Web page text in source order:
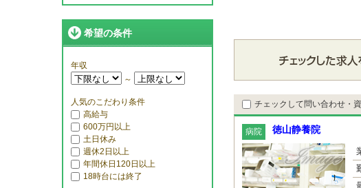
希望の条件
年収
～
人気のこだわり条件
高給与
600万円以上
土日休み
週休2日以上
年間休日120日以上
18時台には終了
チェックして問い合わせ・
病院 徳山静養院